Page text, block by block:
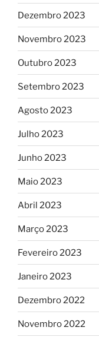
Dezembro 2023
Novembro 2023
Outubro 2023
Setembro 2023
Agosto 2023
Julho 2023
Junho 2023
Maio 2023
Abril 2023
Março 2023
Fevereiro 2023
Janeiro 2023
Dezembro 2022
Novembro 2022